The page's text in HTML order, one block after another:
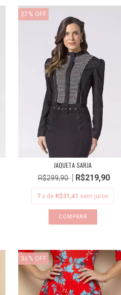
27 % OFF
JAQUETA SARJA
R$299,90 R$219,90
7 x de R$31,41 sem juros
COMPRAR
30 % OFF